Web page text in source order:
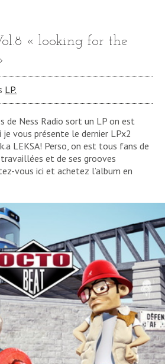
« looking for the
LP.
de Ness Radio sort un LP on est
je vous présente le dernier LPx2
LEKSA! Perso, on est tous fans de
et de ses grooves
vous ici et achetez l’album en